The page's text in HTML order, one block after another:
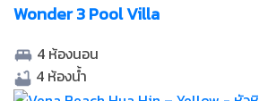
Wonder 3 Pool Villa
4 ห้องนอน
4 ห้องน้ำ